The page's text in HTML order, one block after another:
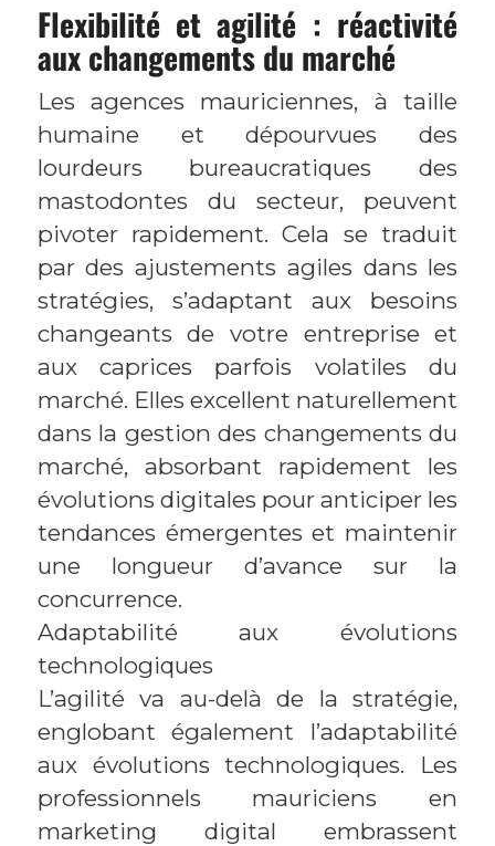
Flexibilité et agilité : réactivité
aux changements du marché
Les agences mauriciennes, à taille
humaine et dépourvues des
lourdeurs bureaucratiques des
mastodontes du secteur, peuvent
pivoter rapidement. Cela se traduit
par des ajustements agiles dans les
stratégies, s’adaptant aux besoins
changeants de votre entreprise et
aux caprices parfois volatiles du
marché. Elles excellent naturellement
dans la gestion des changements du
marché, absorbant rapidement les
évolutions digitales pour anticiper les
tendances émergentes et maintenir
une longueur d’avance sur la
concurrence.
Adaptabilité aux évolutions
technologiques
L’agilité va au-delà de la stratégie,
englobant également l’adaptabilité
aux évolutions technologiques. Les
professionnels mauriciens en
marketing digital embrassent